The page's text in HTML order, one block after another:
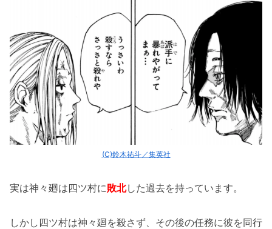
(C)鈴木祐斗／集英社
実は神々廻は四ツ村に敗北した過去を持っています。
しかし四ツ村は神々廻を殺さず、その後の任務に彼を同行